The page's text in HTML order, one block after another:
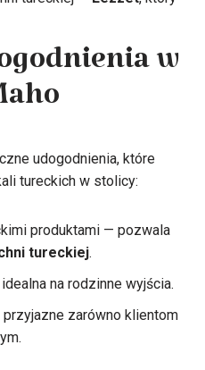
w
udogodnienia, które
tureckich w stolicy:
produktami — pozwala
tureckiej.
na rodzinne wyjścia.
zarówno klientom